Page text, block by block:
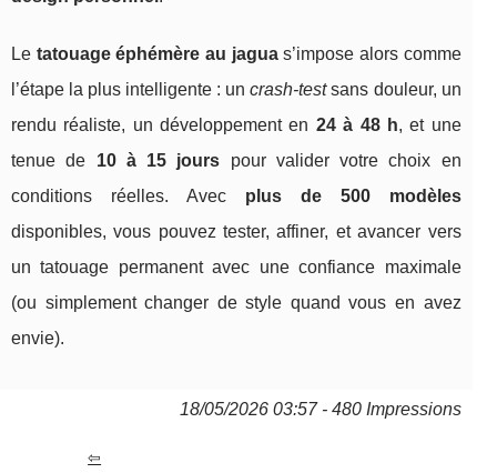
Le tatouage éphémère au jaguas’impose alors comme
l’étape la plus intelligente : uncrash-testsans douleur, un
rendu réaliste, un développement en 24 à 48 h, et une
tenue de 10 à 15 jours pour valider votre choix en
conditions réelles. Avec plus de 500 modèles
disponibles, vous pouvez tester, affiner, et avancer vers
un tatouage permanent avec une confiance maximale
(ou simplement changer de style quand vous en avez
envie).
18/05/2026 03:57 - 480 Impressions